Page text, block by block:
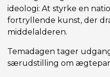
ideologi: At styrke en
fortryllende kunst, der
middelalderen.
Temadagen tager
særudstilling om